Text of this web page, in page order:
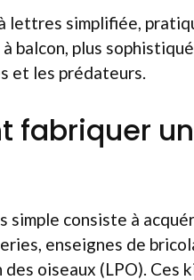
lettres simplifiée,
à balcon, plus
et les prédateurs.
fabriquer
simple consiste à
enseignes de
oiseaux (LPO). Ces